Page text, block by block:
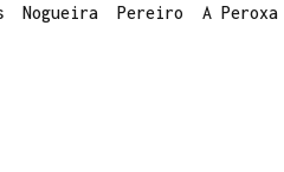
Nogueira Pereiro A Peroxa